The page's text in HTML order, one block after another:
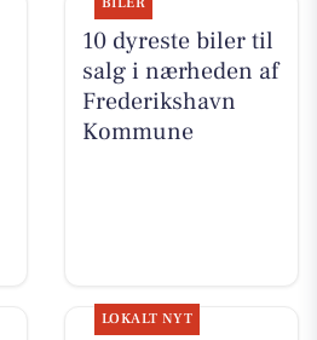
10 dyreste biler til
salg i nærheden af
Frederikshavn
Kommune
LOKALT NYT